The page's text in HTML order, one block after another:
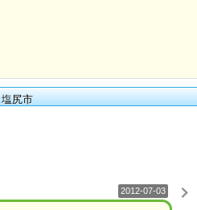
塩尻市
2012-07-03